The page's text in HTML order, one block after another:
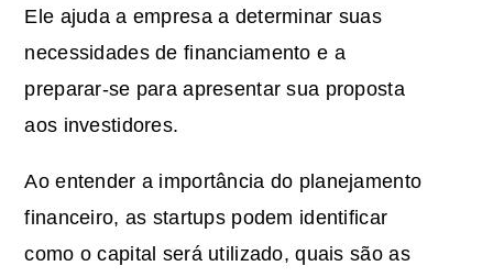
Ele ajuda a empresa a determinar suas
necessidades de financiamento e a
preparar-se para apresentar sua proposta
aos investidores.
Ao entender a importância do planejamento
financeiro, as startups podem identificar
como o capital será utilizado, quais são as